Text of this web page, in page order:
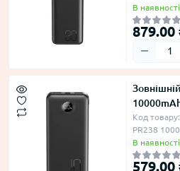
В наявності
879.00
Код
PR238
В наявності
579.00